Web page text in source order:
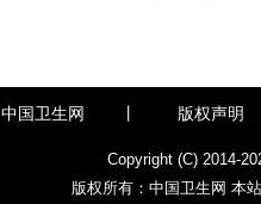
中国卫生网 版权声明
Copyright (C) 2014-
版权所有：中国卫生网 本